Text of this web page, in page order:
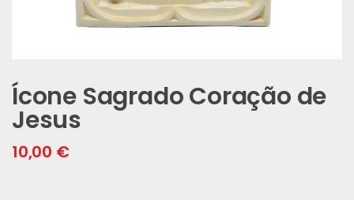
Ícone Sagrado Coração de
Jesus
10,00 €